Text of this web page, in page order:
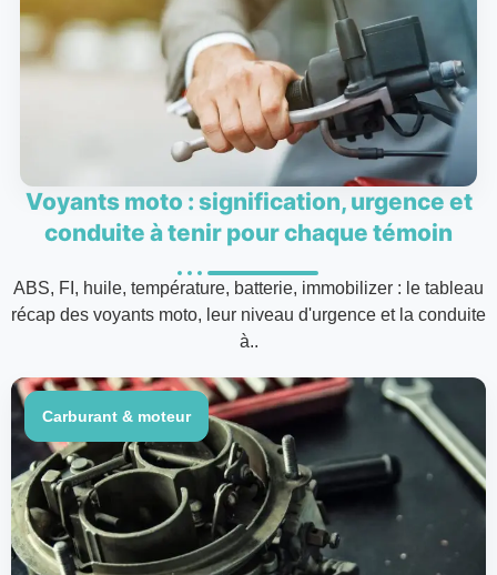
Voyants moto : signification, urgence et
conduite à tenir pour chaque témoin
ABS, FI, huile, température, batterie, immobilizer : le tableau
récap des voyants moto, leur niveau d'urgence et la conduite
à..
Carburant & moteur